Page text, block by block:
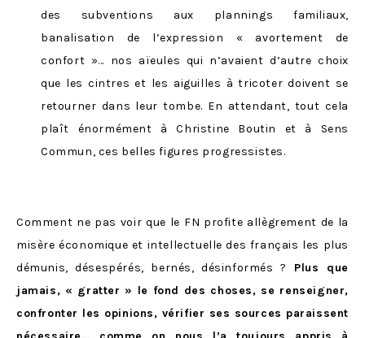
des subventions aux plannings familiaux,
banalisation de l’expression « avortement de
confort »… nos aïeules qui n’avaient d’autre choix
que les cintres et les aiguilles à tricoter doivent se
retourner dans leur tombe. En attendant, tout cela
plaît énormément à Christine Boutin et à Sens
Commun, ces belles figures progressistes.
Comment ne pas voir que le FN profite allègrement de la
misère économique et intellectuelle des français les plus
démunis, désespérés, bernés, désinformés ?
Plus que
jamais, « gratter » le fond des choses, se renseigner,
confronter les opinions, vérifier ses sources paraissent